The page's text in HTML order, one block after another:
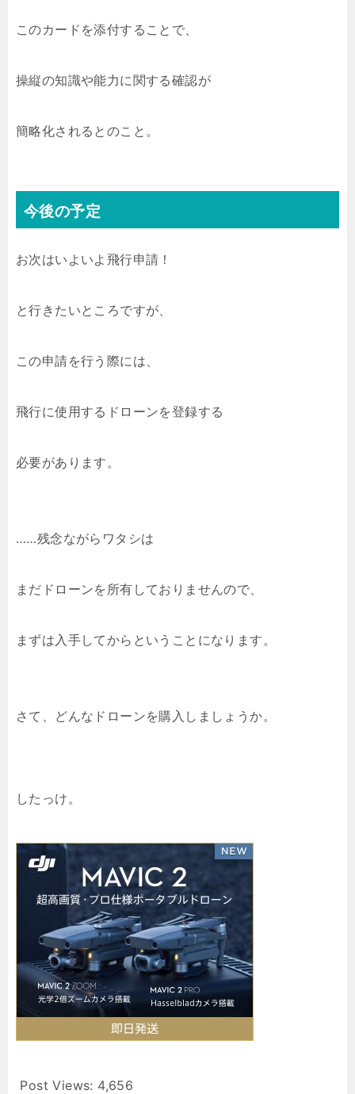
このカードを添付することで、
操縦の知識や能力に関する確認が
簡略化されるとのこと。
今後の予定
お次はいよいよ飛行申請！
と行きたいところですが、
この申請を行う際には、
飛行に使用するドローンを登録する
必要があります。
……残念ながらワタシは
まだドローンを所有しておりませんので、
まずは入手してからということになります。
さて、どんなドローンを購入しましょうか。
したっけ。
Post Views: 4,656